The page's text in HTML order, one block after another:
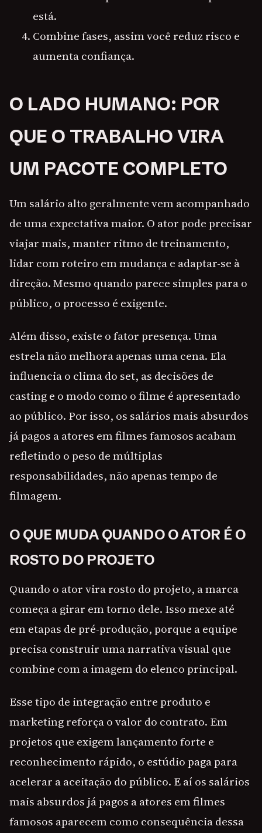
está.
Combine fases, assim você reduz risco e
aumenta confiança.
O LADO HUMANO: POR
QUE O TRABALHO VIRA
UM PACOTE COMPLETO
Um salário alto geralmente vem acompanhado
de uma expectativa maior. O ator pode precisar
viajar mais, manter ritmo de treinamento,
lidar com roteiro em mudança e adaptar-se à
direção. Mesmo quando parece simples para o
público, o processo é exigente.
Além disso, existe o fator presença. Uma
estrela não melhora apenas uma cena. Ela
influencia o clima do set, as decisões de
casting e o modo como o filme é apresentado
ao público. Por isso, os salários mais absurdos
já pagos a atores em filmes famosos acabam
refletindo o peso de múltiplas
responsabilidades, não apenas tempo de
filmagem.
O QUE MUDA QUANDO O ATOR É O
ROSTO DO PROJETO
Quando o ator vira rosto do projeto, a marca
começa a girar em torno dele. Isso mexe até
em etapas de pré-produção, porque a equipe
precisa construir uma narrativa visual que
combine com a imagem do elenco principal.
Esse tipo de integração entre produto e
marketing reforça o valor do contrato. Em
projetos que exigem lançamento forte e
reconhecimento rápido, o estúdio paga para
acelerar a aceitação do público. E aí os salários
mais absurdos já pagos a atores em filmes
famosos aparecem como consequência dessa